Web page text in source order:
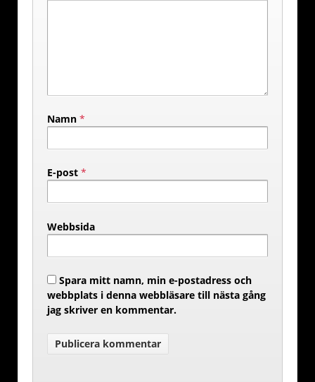
Namn *
E-post *
Webbsida
Spara mitt namn, min e-postadress och
webbplats i denna webbläsare till nästa gång
jag skriver en kommentar.